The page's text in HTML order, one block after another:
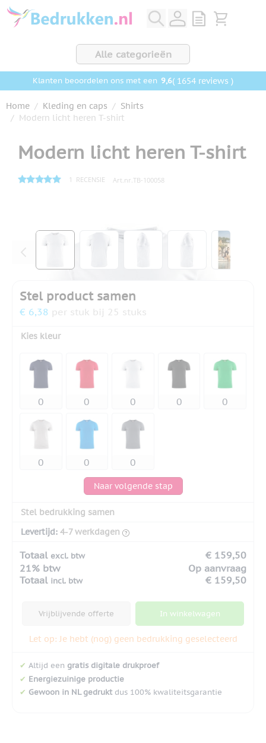
Ga naar de inhoud
View quote,
Bekijk
Alle categorieën
Klanten beoordelen ons met een 9,6( 1654 reviews )
Home / Kleding en caps / Shirts
/ Modern licht heren T-shirt
Modern licht heren T-shirt
1 RECENSIE Art.nr. TB-100058
View larger imageView larger imageView larger image
View larger
Stel product samen
€ 6,38 per stuk bij 25 stuks
Kies kleur
Naar volgende stap
Stel bedrukking samen
Levertijd: 4-7 werkdagen
Totaal excl. btw
€ 159,50
21% btw
Op aanvraag
Totaal incl. btw € 159,50
Vrijblijvende offerte In winkelwagen
Let op: Je hebt (nog) geen bedrukking geselecteerd
✔ Altijd een gratis digitale drukproef
✔ Energiezuinige productie
✔ Gewoon in NL gedruktdus 100% kwaliteitsgarantie